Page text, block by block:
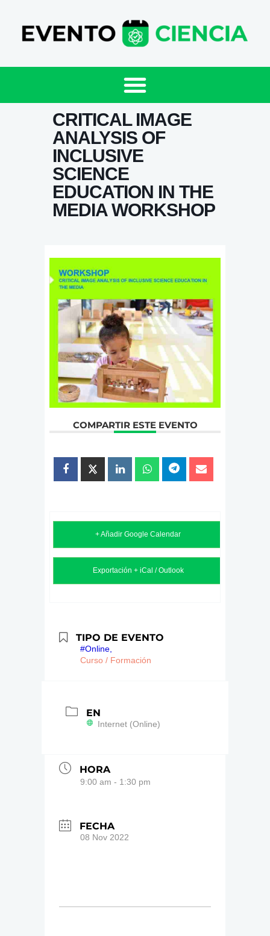
CRITICAL IMAGE
ANALYSIS OF
INCLUSIVE
SCIENCE
EDUCATION IN THE
MEDIA WORKSHOP
COMPARTIR ESTE EVENTO
+ Añadir Google Calendar
Exportación + iCal / Outlook
TIPO DE EVENTO
#Online,
Curso / Formación
EN
Internet (Online)
HORA
9:00 am - 1:30 pm
FECHA
08 Nov 2022